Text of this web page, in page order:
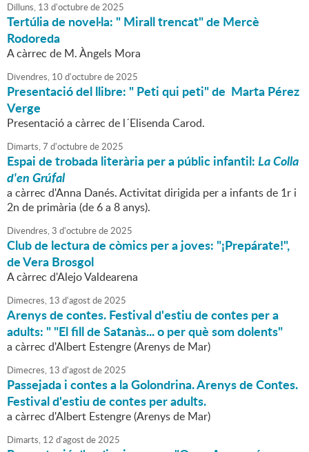
Dilluns, 13 d'octubrede2025
Tertúlia de novel·la: " Mirall trencat" de Mercè
Rodoreda
A càrrec de M. Àngels Mora
Divendres, 10 d'octubrede2025
Presentació del llibre: " Peti qui peti" de Marta Pérez
Verge
Presentació a càrrec de l´Elisenda Carod.
Dimarts,7 d'octubrede2025
Espai de trobada literària per a públic infantil:La Colla
d'en Grúfal
a càrrec d'Anna Danés. Activitat dirigida per a infants de 1r i
2n de primària (de 6 a 8 anys).
Divendres,3 d'octubrede2025
Club de lectura de còmics per a joves: "¡Prepárate!",
de Vera Brosgol
A càrrec d'Alejo Valdearena
Dimecres, 13 d'agostde2025
Arenys de contes. Festival d'estiu de contes per a
adults: " "El fill de Satanàs... o per què som dolents"
a càrrec d'Albert Estengre (Arenys de Mar)
Dimecres, 13 d'agostde2025
Passejada i contes a la Golondrina. Arenys de Contes.
Festival d'estiu de contes per adults.
a càrrec d'Albert Estengre (Arenys de Mar)
Dimarts, 12 d'agostde2025